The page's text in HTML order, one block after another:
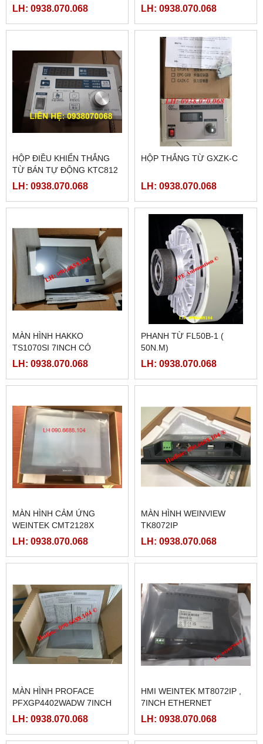
TG465-MT
LH: 0938.070.068 LH: 0938.070.068
HỘP ĐIỀU KHIỂN THẮNG
TỪ BÁN TỰ ĐỘNG KTC812
LH: 0938.070.068
HỘP THẮNG TỪ GXZK-C
LH: 0938.070.068
MÀN HÌNH HAKKO
TS1070SI 7INCH CÓ
ETHERNET
LH: 0938.070.068
PHANH TỪ FL50B-1 (
50N.M)
LH: 0938.070.068
MÀN HÌNH CẢM ỨNG
WEINTEK CMT2128X
LH: 0938.070.068
MÀN HÌNH WEINVIEW
TK8072IP
LH: 0938.070.068
MÀN HÌNH PROFACE
PFXGP4402WADW 7INCH
LH: 0938.070.068
HMI WEINTEK MT8072IP ,
7INCH ETHERNET
LH: 0938.070.068